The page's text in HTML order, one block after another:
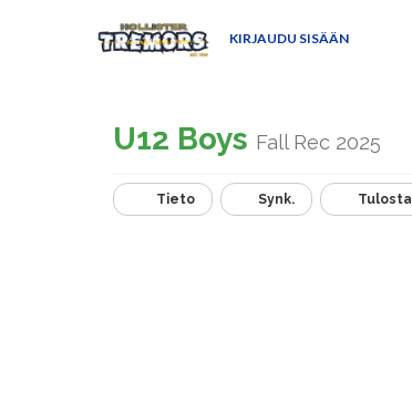
KIRJAUDU SISÄÄN
U12 Boys Fall Rec 2025
Tieto Synk. Tulosta